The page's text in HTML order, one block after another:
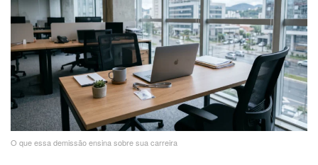
O que essa demissão ensina sobre sua carreira